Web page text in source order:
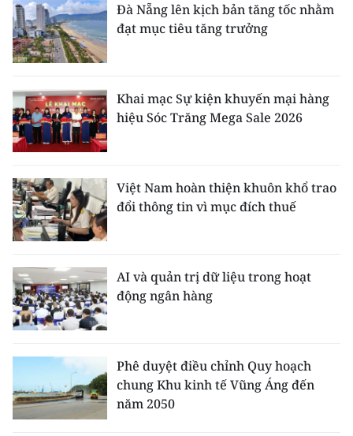
Đà Nẵng lên kịch bản tăng tốc nhằm
đạt mục tiêu tăng trưởng
Khai mạc Sự kiện khuyến mại hàng
hiệu Sóc Trăng Mega Sale 2026
Việt Nam hoàn thiện khuôn khổ trao
đổi thông tin vì mục đích thuế
AI và quản trị dữ liệu trong hoạt
động ngân hàng
Phê duyệt điều chỉnh Quy hoạch
chung Khu kinh tế Vũng Áng đến
năm 2050